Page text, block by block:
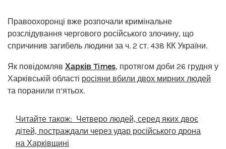
Правоохоронці вже розпочали кримінальне
розслідування чергового російського злочину, що
спричинив загибель людини за ч. 2 ст. 438 КК України.
Як повідомляв Харків Times, протягом доби 26 грудня у
Харківській області росіяни вбили двох мирних людей
та поранили п’ятьох.
Читайте також: Четверо людей, серед яких двоє
дітей, постраждали через удар російського дрона
на Харківщині